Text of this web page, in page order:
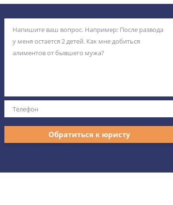
Обратиться к юристу